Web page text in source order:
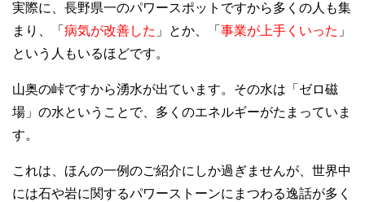
実際に、長野県一のパワースポットですから多くの人も集
まり、「 病気が改善した 」とか、「 事業が上手くいった 」
という人もいるほどです。
山奥の峠ですから湧水が出ています。その水は「ゼロ磁
場」の水ということで、多くのエネルギーがたまっていま
す。
これは、ほんの一例のご紹介にしか過ぎませんが、世界中
には石や岩に関するパワーストーンにまつわる逸話が多く